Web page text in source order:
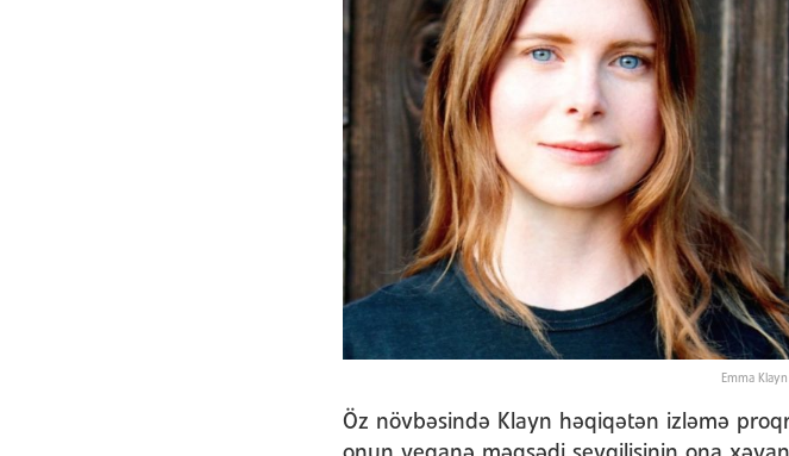
Emma Klayn
Öz növbəsində Klayn həqiqətən izləmə